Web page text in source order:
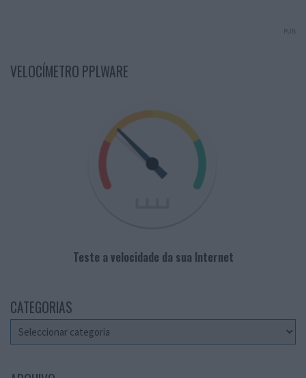
PUB
VELOCÍMETRO PPLWARE
Teste a velocidade da sua Internet
CATEGORIAS
Categorias